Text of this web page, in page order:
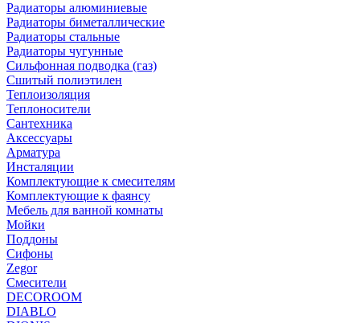
Радиаторы алюминиевые
Радиаторы биметаллические
Радиаторы стальные
Радиаторы чугунные
Сильфонная подводка (газ)
Сшитый полиэтилен
Теплоизоляция
Теплоносители
Сантехника
Аксессуары
Арматура
Инсталяции
Комплектующие к смесителям
Комплектующие к фаянсу
Мебель для ванной комнаты
Мойки
Поддоны
Сифоны
Zegor
Смесители
DECOROOM
DIABLO